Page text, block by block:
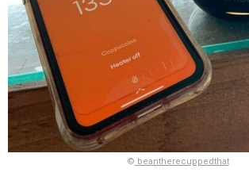
© beantherecuppedthat